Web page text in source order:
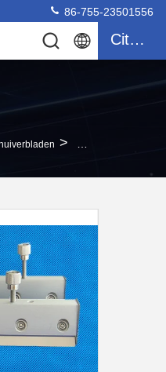
86-755-23501556
Citaat
> Van De Printersmt